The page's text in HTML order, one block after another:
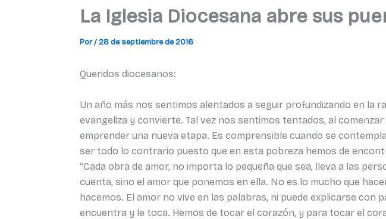
La Iglesia Diocesana abre sus
Por/28 de septiembre de 2016
Queridos diocesanos:
Un año más nos sentimos alentados a seguir profundizando en la
evangeliza y convierte. Tal vez nos sentimos tentados, al
emprender una nueva etapa. Es comprensible cuando se
ser todo lo contrario puesto que en esta pobreza hemos de
“Cada obra de amor, no importa lo pequeña que sea, lleva a las
cuenta, sino el amor que ponemos en ella. No es lo mucho que
hacemos. El amor no vive en las palabras, ni puede explicarse con
encuentra y le toca. Hemos de tocar el corazón, y para tocar el